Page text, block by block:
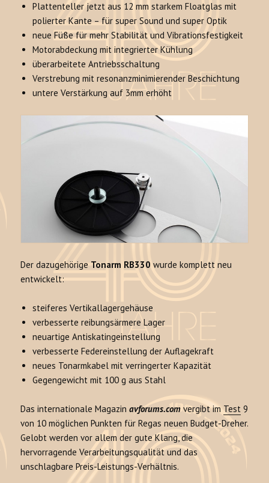
Plattenteller jetzt aus 12 mm starkem Floatglas mit
polierter Kante – für super Sound und super Optik
neue Füße für mehr Stabilität und Vibrationsfestigkeit
Motorabdeckung mit integrierter Kühlung
überarbeitete Antriebsschaltung
Verstrebung mit resonanzminimierender Beschichtung
untere Verstärkung auf 3mm erhöht
Der dazugehörige Tonarm RB330 wurde komplett neu
entwickelt:
steiferes Vertikallagergehäuse
verbesserte reibungsärmere Lager
neuartige Antiskatingeinstellung
verbesserte Federeinstellung der Auflagekraft
neues Tonarmkabel mit verringerter Kapazität
Gegengewicht mit 100 g aus Stahl
Das internationale Magazinavforums.comvergibt imTest 9
von 10 möglichen Punkten für Regas neuen Budget-Dreher.
Gelobt werden vor allem der gute Klang, die
hervorragende Verarbeitungsqualität und das
unschlagbare Preis-Leistungs-Verhältnis.